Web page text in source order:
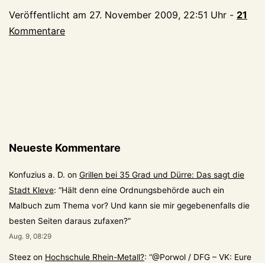
Veröffentlicht am 27. November 2009, 22:51 Uhr - 21
Kommentare
Neueste Kommentare
Konfuzius a. D. on Grillen bei 35 Grad und Dürre: Das sagt die
Stadt Kleve: “Hält denn eine Ordnungsbehörde auch ein
Malbuch zum Thema vor? Und kann sie mir gegebenenfalls die
besten Seiten daraus zufaxen?”
Aug. 9, 08:29
Steez on Hochschule Rhein-Metall?: “@Porwol / DFG – VK: Eure